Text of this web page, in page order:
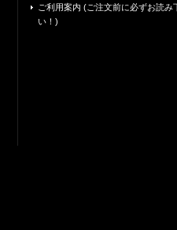
ご利用案内 (ご注文前に必ずお読み
い！)